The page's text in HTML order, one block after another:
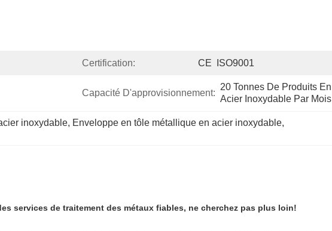
Certification: CE  ISO9001
Capacité D'approvisionnement:
20 Tonnes De Produits En
Acier Inoxydable Par Mois
inoxydable, Enveloppe en tôle métallique en acier inoxydable,
services de traitement des métaux fiables, ne cherchez pas plus loin!